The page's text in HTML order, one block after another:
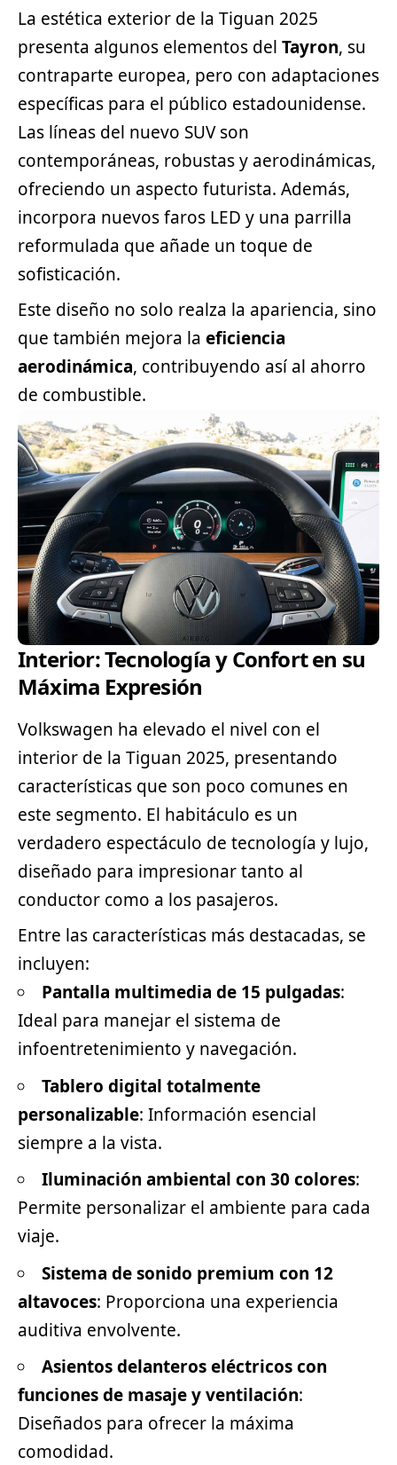
La estética exterior de la Tiguan 2025
presenta algunos elementos del Tayron, su
contraparte europea, pero con adaptaciones
específicas para el público estadounidense.
Las líneas del nuevo SUV son
contemporáneas, robustas y aerodinámicas,
ofreciendo un aspecto futurista. Además,
incorpora nuevos faros LED y una parrilla
reformulada que añade un toque de
sofisticación.
Este diseño no solo realza la apariencia, sino
que también mejora la eficiencia
aerodinámica, contribuyendo así al ahorro
de combustible.
Interior: Tecnología y Confort en su
Máxima Expresión
Volkswagen ha elevado el nivel con el
interior de la Tiguan 2025, presentando
características que son poco comunes en
este segmento. El habitáculo es un
verdadero espectáculo de tecnología y lujo,
diseñado para impresionar tanto al
conductor como a los pasajeros.
Entre las características más destacadas, se
incluyen:
Pantalla multimedia de 15 pulgadas:
Ideal para manejar el sistema de
infoentretenimiento y navegación.
Tablero digital totalmente
personalizable: Información esencial
siempre a la vista.
Iluminación ambiental con 30 colores:
Permite personalizar el ambiente para cada
viaje.
Sistema de sonido premium con 12
altavoces: Proporciona una experiencia
auditiva envolvente.
Asientos delanteros eléctricos con
funciones de masaje y ventilación:
Diseñados para ofrecer la máxima
comodidad.